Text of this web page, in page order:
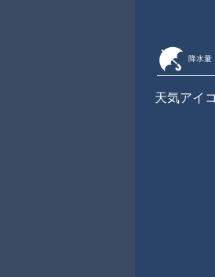
降水量
天気アイ